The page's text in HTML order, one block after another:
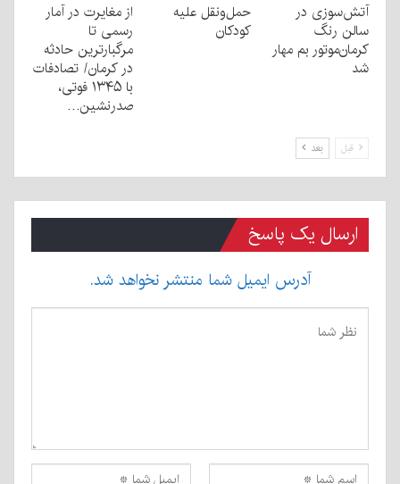
آتش‌سوزی در
سالن رنگ
کرمان‌موتور بم مهار
شد
حمل‌ونقل علیه
کودکان
از مغایرت در آمار
رسمی تا
مرگبارترین حادثه
در کرمان/ تصادفات
با ۱۳۴۵ فوتی،
صدرنشین…
قبل بعد
ارسال یک پاسخ
آدرس ایمیل شما منتشر نخواهد شد.